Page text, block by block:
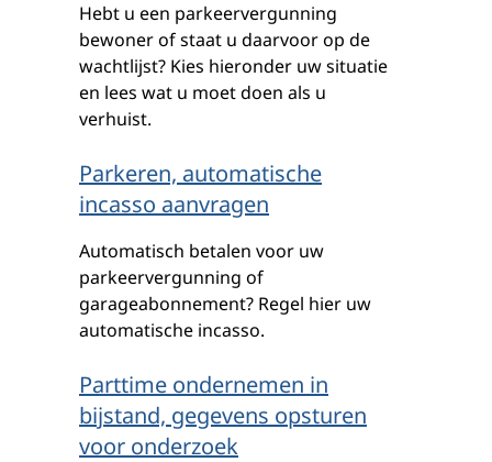
Hebt u een parkeervergunning
bewoner of staat u daarvoor op de
wachtlijst? Kies hieronder uw situatie
en lees wat u moet doen als u
verhuist.
Parkeren, automatische
incasso aanvragen
Automatisch betalen voor uw
parkeervergunning of
garageabonnement? Regel hier uw
automatische incasso.
Parttime ondernemen in
bijstand, gegevens opsturen
voor onderzoek